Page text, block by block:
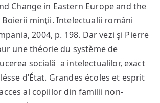
Change in Eastern Europe and the
Boierii minţii. Intelectualii români
2004, p. 198. Dar vezi şi Pierre
une théorie du système de
socială a intelectualilor, exact
d’État. Grandes écoles et esprit
al copiilor din familii non-